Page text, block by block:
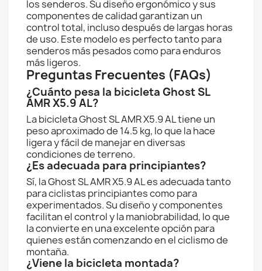
los senderos. Su diseño ergonómico y sus
componentes de calidad garantizan un
control total, incluso después de largas horas
de uso. Este modelo es perfecto tanto para
senderos más pesados como para enduros
más ligeros.
Preguntas Frecuentes (FAQs)
¿Cuánto pesa la bicicleta Ghost SL
AMR X5.9 AL?
La bicicleta Ghost SL AMR X5.9 AL tiene un
peso aproximado de 14.5 kg, lo que la hace
ligera y fácil de manejar en diversas
condiciones de terreno.
¿Es adecuada para principiantes?
Sí, la Ghost SL AMR X5.9 AL es adecuada tanto
para ciclistas principiantes como para
experimentados. Su diseño y componentes
facilitan el control y la maniobrabilidad, lo que
la convierte en una excelente opción para
quienes están comenzando en el ciclismo de
montaña.
¿Viene la bicicleta montada?